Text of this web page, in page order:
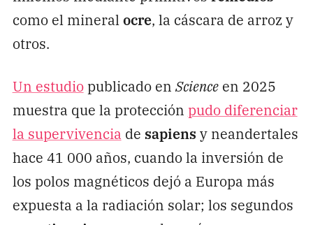
como el mineralocre, la cáscara de arroz y
otros.
Un estudiopublicado en Scienceen 2025
muestra que la protección pudo diferenciar
la supervivencia de sapiens y neandertales
hace 41 000 años, cuando la inversión de
los polos magnéticos dejó a Europa más
expuesta a la radiación solar; los segundos